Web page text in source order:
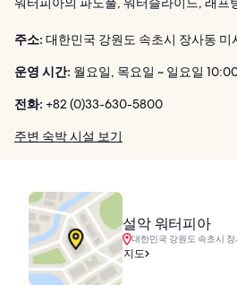
주소: 대한민국 강원도 속초시 장사동
운영 시간: 월요일, 목요일 ~ 일요일
전화: +82 (0)33-630-5800
주변 숙박 시설 보기
설악 워터피아
대한민국 강원도 속초시
지도